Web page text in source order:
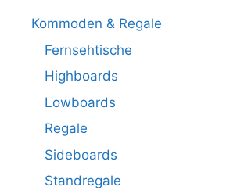
Kommoden & Regale
Fernsehtische
Highboards
Lowboards
Regale
Sideboards
Standregale